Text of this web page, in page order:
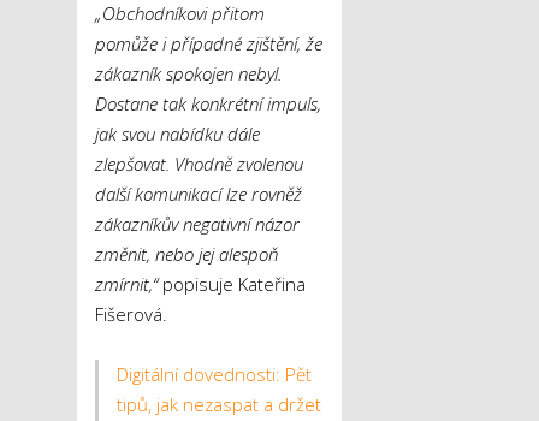
„Obchodníkovi přitom
pomůže i případné zjištění, že
zákazník spokojen nebyl.
Dostane tak konkrétní impuls,
jak svou nabídku dále
zlepšovat. Vhodně zvolenou
další komunikací lze rovněž
zákazníkův negativní názor
změnit, nebo jej alespoň
zmírnit,“popisuje Kateřina
Fišerová.
Digitální dovednosti: Pět
tipů, jak nezaspat a držet